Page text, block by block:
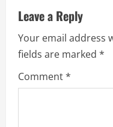
Leave a Reply
Your email address
fields are marked *
Comment*